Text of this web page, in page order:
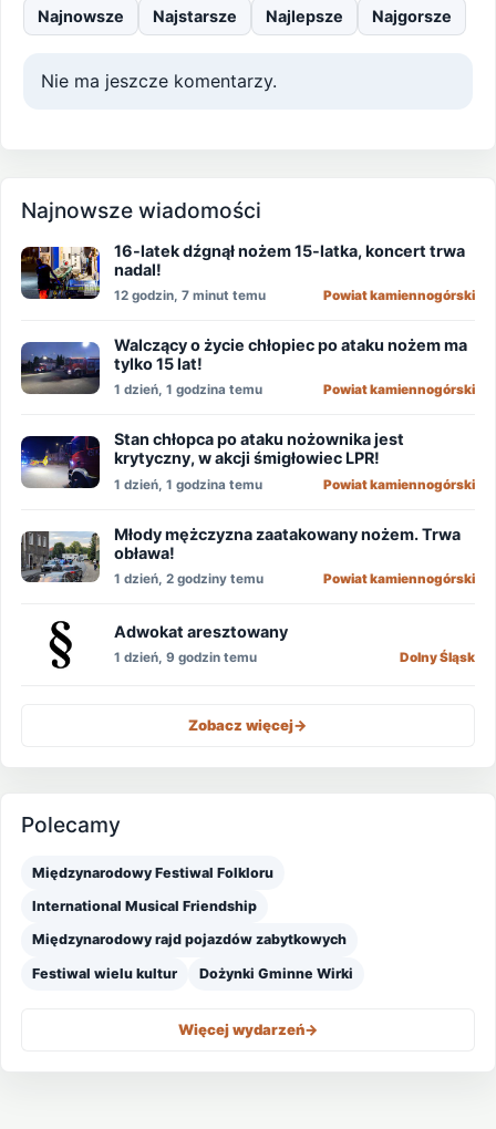
Najnowsze Najstarsze Najlepsze Najgorsze
Nie ma jeszcze komentarzy.
Najnowsze wiadomości
16-latek dźgnął nożem 15-latka, koncert trwa
nadal!
12 godzin, 7 minut temu Powiat kamiennogórski
Walczący o życie chłopiec po ataku nożem ma
tylko 15 lat!
1 dzień, 1 godzina temu Powiat kamiennogórski
Stan chłopca po ataku nożownika jest
krytyczny, w akcji śmigłowiec LPR!
1 dzień, 1 godzina temu Powiat kamiennogórski
Młody mężczyzna zaatakowany nożem. Trwa
obława!
1 dzień, 2 godziny temu Powiat kamiennogórski
Adwokat aresztowany
1 dzień, 9 godzin temu Dolny Śląsk
Zobacz więcej->
Polecamy
Międzynarodowy Festiwal Folkloru
International Musical Friendship
Międzynarodowy rajd pojazdów zabytkowych
Festiwal wielu kultur Dożynki Gminne Wirki
Więcej wydarzeń->